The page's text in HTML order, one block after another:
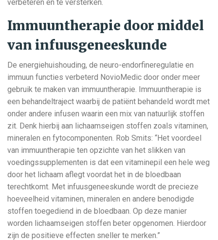
verbeteren en te versterken.
Immuuntherapie door middel
van infuusgeneeskunde
De energiehuishouding, de neuro-endorfineregulatie en
immuun functies verbeterd NovioMedic door onder meer
gebruik te maken van immuuntherapie. Immuuntherapie is
een behandeltraject waarbij de patiënt behandeld wordt met
onder andere infusen waarin een mix van natuurlijk stoffen
zit. Denk hierbij aan lichaamseigen stoffen zoals vitaminen,
mineralen en fytocomponenten. Rob Smits: “Het voordeel
van immuuntherapie ten opzichte van het slikken van
voedingssupplementen is dat een vitaminepil een hele weg
door het lichaam aflegt voordat het in de bloedbaan
terechtkomt. Met infuusgeneeskunde wordt de precieze
hoeveelheid vitaminen, mineralen en andere benodigde
stoffen toegediend in de bloedbaan. Op deze manier
worden lichaamseigen stoffen beter opgenomen. Hierdoor
zijn de positieve effecten sneller te merken.”